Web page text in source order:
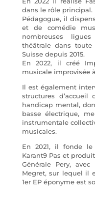
dans le rôle principal.
Pédagogue, il
et de comédie
nombreuses
théâtrale dans
Suisse depuis 2015.
En 2022, il créé
musicale improvisée
Il est également
structures
handicap mental,
basse électrique,
instrumentale
musicales.
En 2021, il fonde
Karant9 Pas et
Générale Pery,
Megret, sur lequel il
1er EP éponyme est